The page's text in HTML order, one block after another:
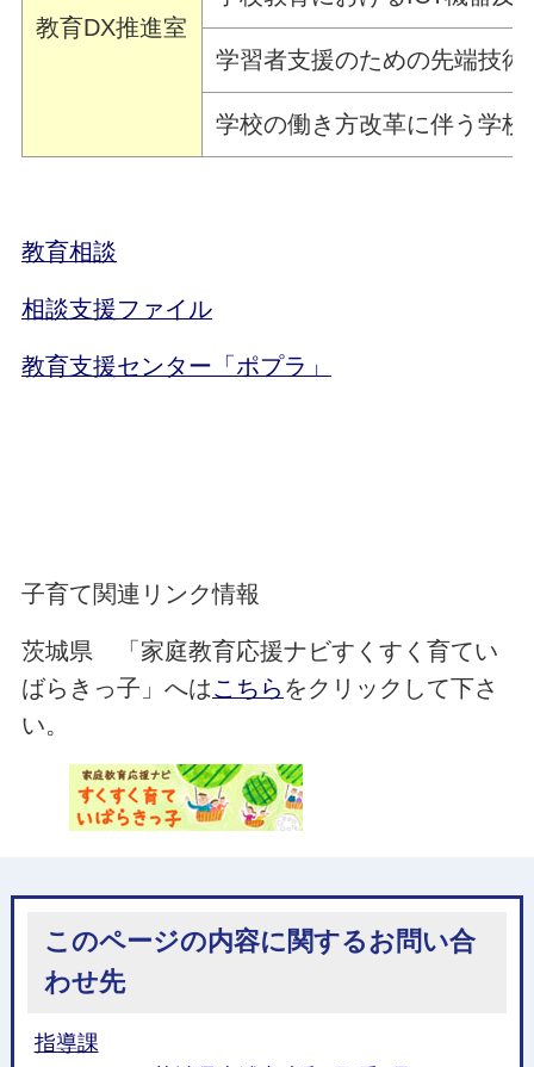
教育DX推進室
学習者支援のための先端技
学校の働き方改革に伴う学
教育相談
相談支援ファイル
教育支援センター「ポプラ」
子育て関連リンク情報
茨城県 「家庭教育応援ナビすくすく育てい
ばらきっ子」へはこちら をクリックして下さ
い。
このページの内容に関するお問い合
わせ先
指導課